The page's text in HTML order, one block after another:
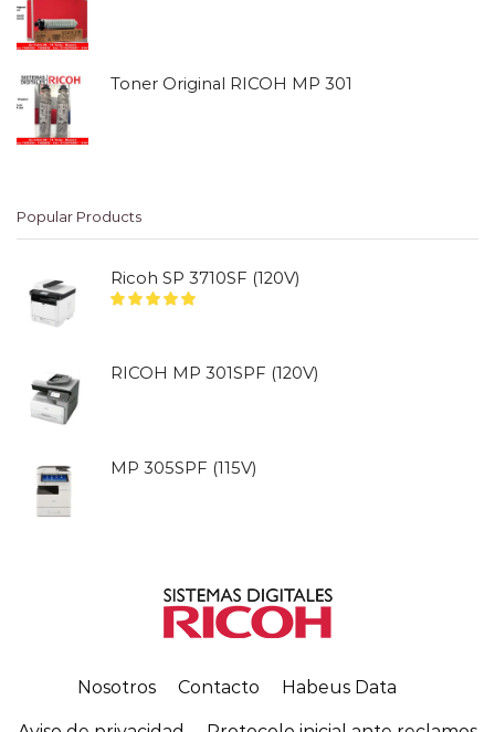
Toner Original RICOH MP 301
Popular Products
Ricoh SP 3710SF (120V)
RICOH MP 301SPF (120V)
MP 305SPF (115V)
Nosotros Contacto Habeus Data